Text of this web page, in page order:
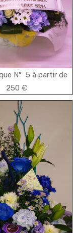
N° 5 à partir de
250 €